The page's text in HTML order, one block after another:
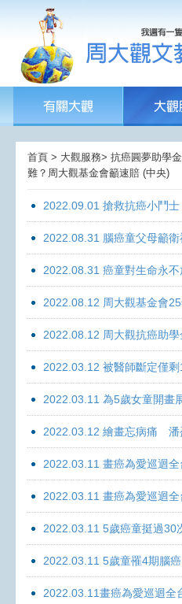
首頁 > 大觀服務> 抗癌圓夢助學
難？周大觀基金會籲速賠 (中央)
2022.09.01 搶救抗癌小鬥
2022.08.31 腦癌童父母籲
2022.08.31 癌童對生命永
2022.08.12 周大觀基金會
2022.08.12 周大觀抗癌助
2022.03.12 被醫師斷定僅
2022.03.11 為5歲女童開畫
2022.03.12 繪畫忘病痛 潘
2022.03.11 畫癌為愛巡迴
2022.03.11 畫癌為愛巡迴
2022.03.11 5歲癌童挺過30
2022.03.11 5歲童罹4期腦
2022.03.11畫癌為愛巡迴